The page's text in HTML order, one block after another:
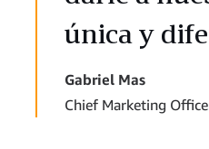
única y
Gabriel Mas
Chief Marketing